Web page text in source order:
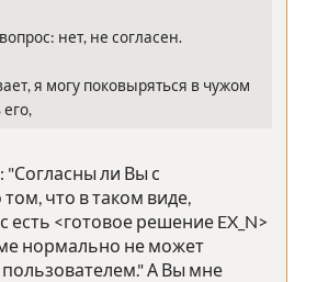
нет, не согласен.
я могу поковыряться в чужом
ли Вы с
что в таком виде,
есть <готовое решение EX_N>
нормально не может
А Вы мне